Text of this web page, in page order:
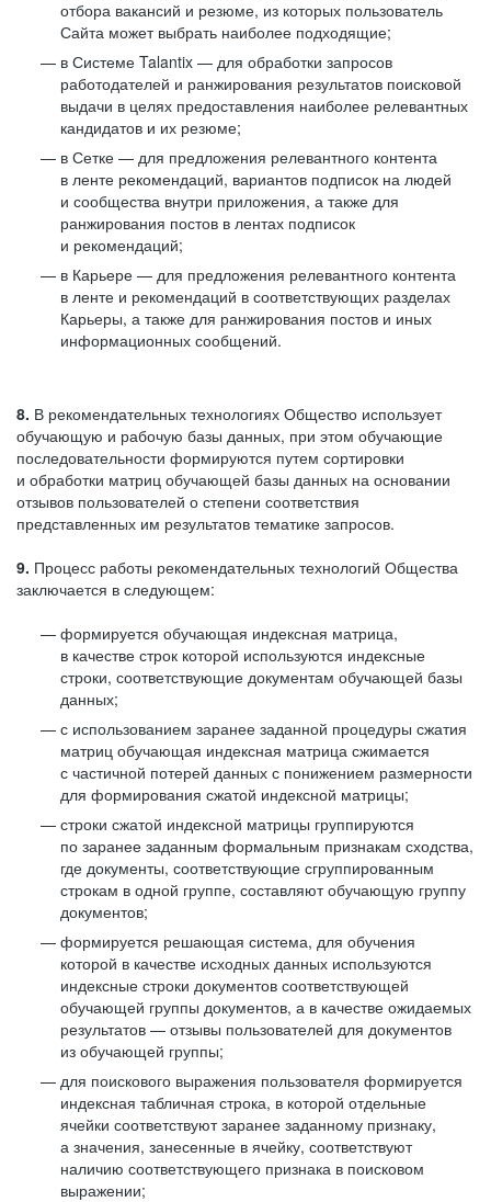
отбора вакансий и резюме, из которых пользователь
Сайта может выбрать наиболее подходящие;
в Системе Talantix — для обработки запросов
работодателей и ранжирования результатов поисковой
выдачи в целях предоставления наиболее релевантных
кандидатов и их резюме;
в Сетке — для предложения релевантного контента
в ленте рекомендаций, вариантов подписок на людей
и сообщества внутри приложения, а также для
ранжирования постов в лентах подписок
и рекомендаций;
в Карьере — для предложения релевантного контента
в ленте и рекомендаций в соответствующих разделах
Карьеры, а также для ранжирования постов и иных
информационных сообщений.
8. В рекомендательных технологиях Общество использует
обучающую и рабочую базы данных, при этом обучающие
последовательности формируются путем сортировки
и обработки матриц обучающей базы данных на основании
отзывов пользователей о степени соответствия
представленных им результатов тематике запросов.
9. Процесс работы рекомендательных технологий Общества
заключается в следующем:
формируется обучающая индексная матрица,
в качестве строк которой используются индексные
строки, соответствующие документам обучающей базы
данных;
с использованием заранее заданной процедуры сжатия
матриц обучающая индексная матрица сжимается
с частичной потерей данных с понижением размерности
для формирования сжатой индексной матрицы;
строки сжатой индексной матрицы группируются
по заранее заданным формальным признакам сходства,
где документы, соответствующие сгруппированным
строкам в одной группе, составляют обучающую группу
документов;
формируется решающая система, для обучения
которой в качестве исходных данных используются
индексные строки документов соответствующей
обучающей группы документов, а в качестве ожидаемых
результатов — отзывы пользователей для документов
из обучающей группы;
для поискового выражения пользователя формируется
индексная табличная строка, в которой отдельные
ячейки соответствуют заранее заданному признаку,
а значения, занесенные в ячейку, соответствуют
наличию соответствующего признака в поисковом
выражении;